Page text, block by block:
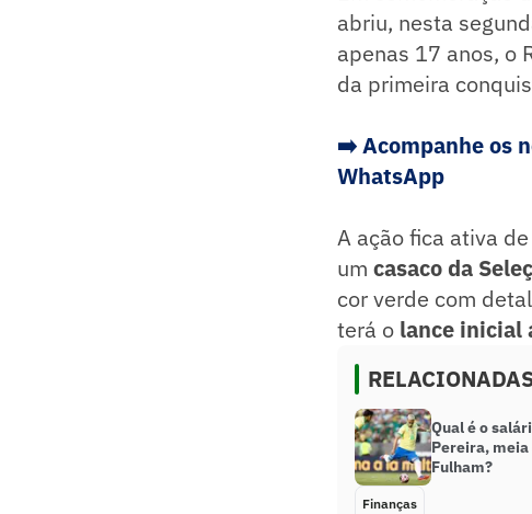
abriu, nesta
apenas 17 anos, o
da primeira
➡️Acompanhe os
WhatsApp
A ação fica ativa
um casaco da
cor verde com
terá o lance inicial
Qual é o
Pereira, meia
Fulham?
Finanças